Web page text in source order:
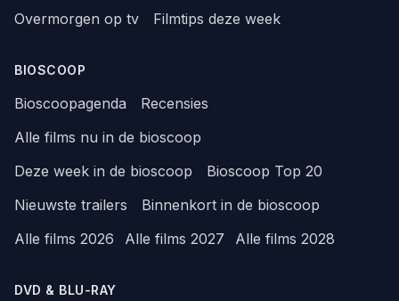
Overmorgen op tv
Filmtips deze week
BIOSCOOP
Bioscoopagenda
Recensies
Alle films nu in de bioscoop
Deze week in de bioscoop
Bioscoop Top 20
Nieuwste trailers
Binnenkort in de bioscoop
Alle films 2026
Alle films 2027 Alle films 2028
DVD & BLU-RAY